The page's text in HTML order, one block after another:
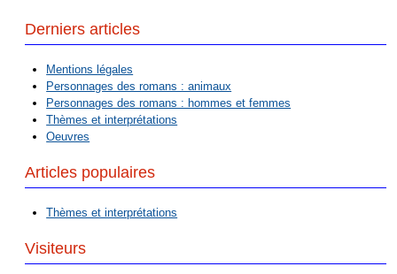
Derniers articles
Mentions légales
Personnages des romans : animaux
Personnages des romans : hommes et femmes
Thèmes et interprétations
Oeuvres
Articles populaires
Thèmes et interprétations
Visiteurs